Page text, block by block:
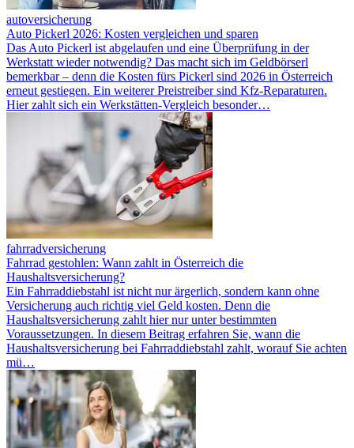
autoversicherung
Auto Pickerl 2026: Kosten vergleichen und sparen
Das Auto Pickerl ist abgelaufen und eine Überprüfung in der
Werkstatt wieder notwendig? Das macht sich im Geldbörserl
bemerkbar – denn die Kosten fürs Pickerl sind 2026 in Österreich
erneut gestiegen. Ein weiterer Preistreiber sind Kfz-Reparaturen.
Hier zahlt sich ein Werkstätten-Vergleich besonder…
fahrradversicherung
Fahrrad gestohlen: Wann zahlt in Österreich die
Haushaltsversicherung?
Ein Fahrraddiebstahl ist nicht nur ärgerlich, sondern kann ohne
Versicherung auch richtig viel Geld kosten. Denn die
Haushaltsversicherung zahlt hier nur unter bestimmten
Voraussetzungen. In diesem Beitrag erfahren Sie, wann die
Haushaltsversicherung bei Fahrraddiebstahl zahlt, worauf Sie achten
mü…